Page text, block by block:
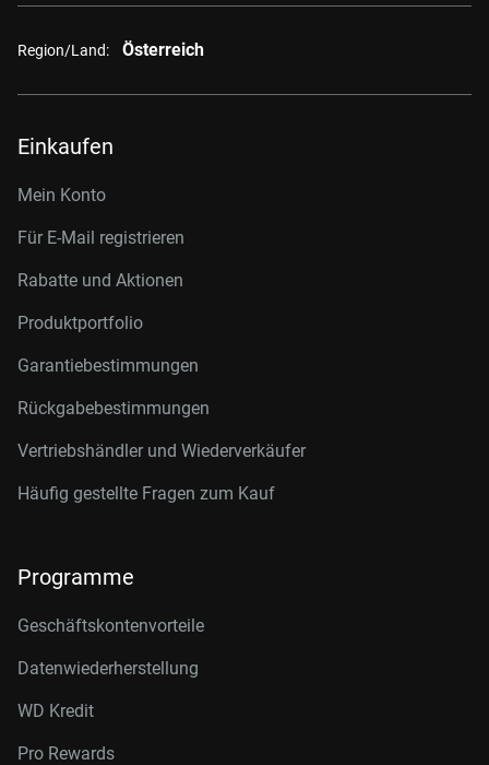
Region/Land: Österreich
Einkaufen
Mein Konto
Für E-Mail registrieren
Rabatte und Aktionen
Produktportfolio
Garantiebestimmungen
Rückgabebestimmungen
Vertriebshändler und Wiederverkäufer
Häufig gestellte Fragen zum Kauf
Programme
Geschäftskontenvorteile
Datenwiederherstellung
WD Kredit
Pro Rewards